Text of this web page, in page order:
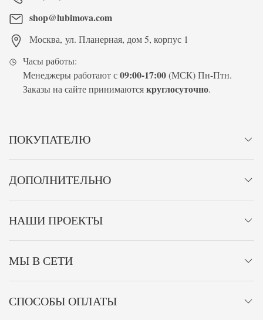
shop@lubimova.com
Москва, ул. Планерная, дом 5, корпус 1
Часы работы:
Менеджеры работают с09:00-17:00(МСК) Пн-Птн.
Заказы на сайте принимаютсякруглосуточно.
ПОКУПАТЕЛЮ
ДОПОЛНИТЕЛЬНО
НАШИ ПРОЕКТЫ
МЫ В СЕТИ
СПОСОБЫ ОПЛАТЫ